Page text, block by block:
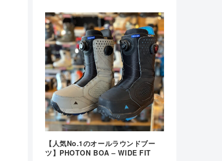
【人気No.1のオールラウンドブー
ツ】PHOTON BOA – WIDE FIT